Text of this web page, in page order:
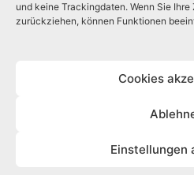
und keine Trackingdaten. Wenn Sie
zurückziehen, können Funktionen
Cookies
Einstellungen
© Der Merianer